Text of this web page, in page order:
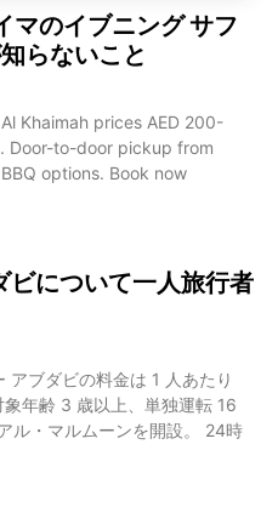
マのイブニング サフ
らないこと
Khaimah prices AED 200-
Door-to-door pickup from
options. Book now
ビについて一人旅行者
ブダビの料金は 1 人あたり
年齢 3 歳以上、単独運転 16
ル・マルムーンを開設。 24時